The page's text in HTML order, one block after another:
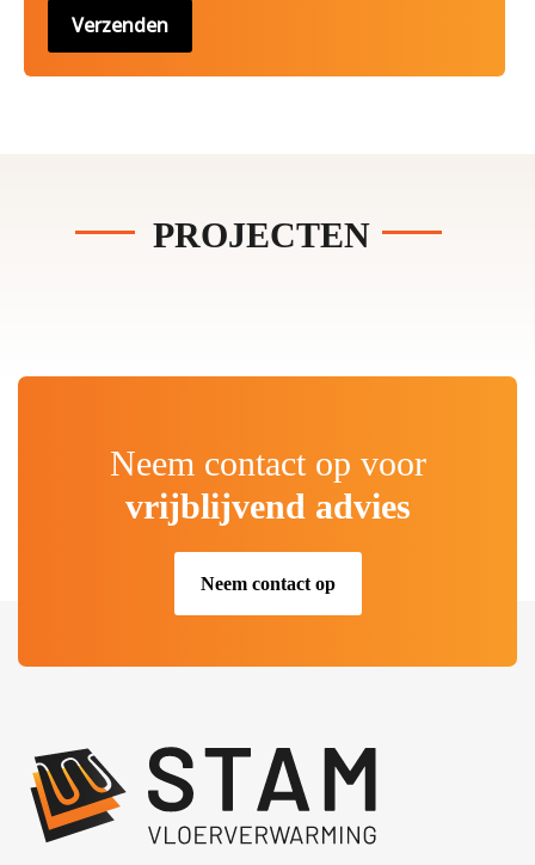
PROJECTEN
Neem contact op voor
vrijblijvend advies
Neem contact op